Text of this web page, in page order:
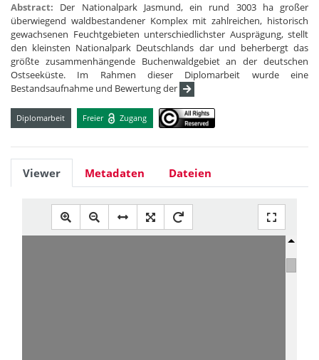
Abstract: Der Nationalpark Jasmund, ein rund 3003 ha großer
überwiegend waldbestandener Komplex mit zahlreichen, historisch
gewachsenen Feuchtgebieten unterschiedlichster Ausprägung, stellt
den kleinsten Nationalpark Deutschlands dar und beherbergt das
größte zusammenhängende Buchenwaldgebiet an der deutschen
Ostseeküste. Im Rahmen dieser Diplomarbeit wurde eine
Bestandsaufnahme und Bewertung der
Diplomarbeit Freier Zugang
Viewer Metadaten Dateien